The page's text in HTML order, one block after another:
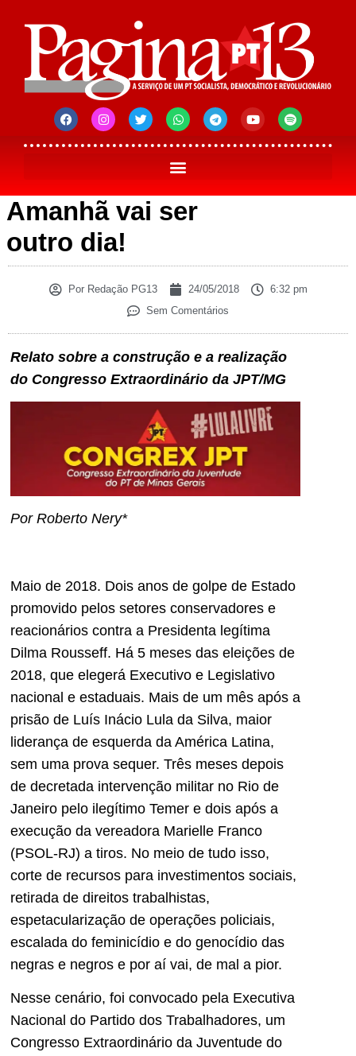
Amanhã vai ser
outro dia!
PorRedação PG13 24/05/2018
6:32 pm
Sem Comentários
Relato sobre a construção e a realização
do Congresso Extraordinário da JPT/MG
Por Roberto Nery*
Maio de 2018. Dois anos de golpe de Estado
promovido pelos setores conservadores e
reacionários contra a Presidenta legítima
Dilma Rousseff. Há 5 meses das eleições de
2018, que elegerá Executivo e Legislativo
nacional e estaduais. Mais de um mês após a
prisão de Luís Inácio Lula da Silva, maior
liderança de esquerda da América Latina,
sem uma prova sequer. Três meses depois
de decretada intervenção militar no Rio de
Janeiro pelo ilegítimo Temer e dois após a
execução da vereadora Marielle Franco
(PSOL-RJ) a tiros. No meio de tudo isso,
corte de recursos para investimentos sociais,
retirada de direitos trabalhistas,
espetacularização de operações policiais,
escalada do feminicídio e do genocídio das
negras e negros e por aí vai, de mal a pior.
Nesse cenário, foi convocado pela Executiva
Nacional do Partido dos Trabalhadores, um
Congresso Extraordinário da Juventude do